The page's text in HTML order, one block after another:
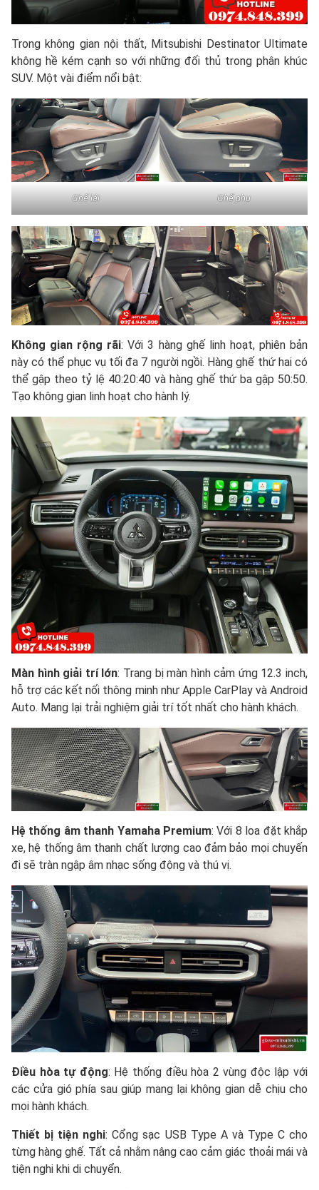
Trong không gian nội thất, Mitsubishi Destinator Ultimate
không hề kém cạnh so với những đối thủ trong phân khúc
SUV. Một vài điểm nổi bật:
Ghế lái Ghế phụ
Không gian rộng rãi: Với 3 hàng ghế linh hoạt, phiên bản
này có thể phục vụ tối đa 7 người ngồi. Hàng ghế thứ hai có
thể gập theo tỷ lệ 40:20:40 và hàng ghế thứ ba gập 50:50.
Tạo không gian linh hoạt cho hành lý.
Màn hình giải trí lớn: Trang bị màn hình cảm ứng 12.3 inch,
hỗ trợ các kết nối thông minh như Apple CarPlay và Android
Auto. Mang lại trải nghiệm giải trí tốt nhất cho hành khách.
Hệ thống âm thanh Yamaha Premium: Với 8 loa đặt khắp
xe, hệ thống âm thanh chất lượng cao đảm bảo mọi chuyến
đi sẽ tràn ngập âm nhạc sống động và thú vị.
Điều hòa tự động: Hệ thống điều hòa 2 vùng độc lập với
các cửa gió phía sau giúp mang lại không gian dễ chịu cho
mọi hành khách.
Thiết bị tiện nghi: Cổng sạc USB Type A và Type C cho
từng hàng ghế. Tất cả nhằm nâng cao cảm giác thoải mái và
tiện nghi khi di chuyển.